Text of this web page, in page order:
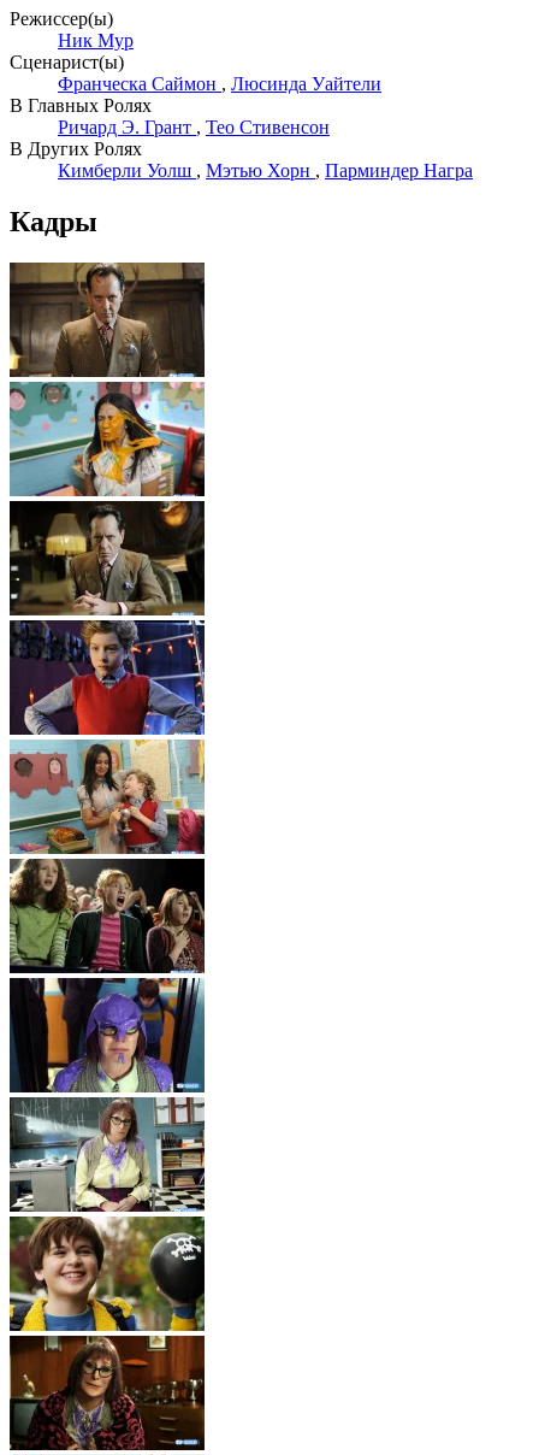
Режиссер(ы)
Ник Мур
Сценарист(ы)
Франческа Саймон , Люсинда Уайтели
В Главных Ролях
Ричард Э. Грант , Тео Стивенсон
В Других Ролях
Кимберли Уолш , Мэтью Хорн , Парминдер Награ
Кадры